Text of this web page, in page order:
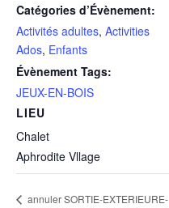
Catégories d’Évènement:
Activités adultes, Activities
Ados, Enfants
Évènement Tags:
JEUX-EN-BOIS
LIEU
Chalet
Aphrodite Vllage
annuler SORTIE-EXTERIEURE-